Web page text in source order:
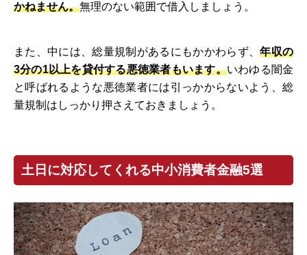
かねません。無理のない範囲で借入しましょう。
また、中には、総量規制があるにもかかわらず、年収の
3分の1以上を貸付する悪徳業者もいます。いわゆる闇金
と呼ばれるような悪徳業者には引っかからないよう、総
量規制はしっかり押さえておきましょう。
土日に対応してくれる中小消費者金融5選